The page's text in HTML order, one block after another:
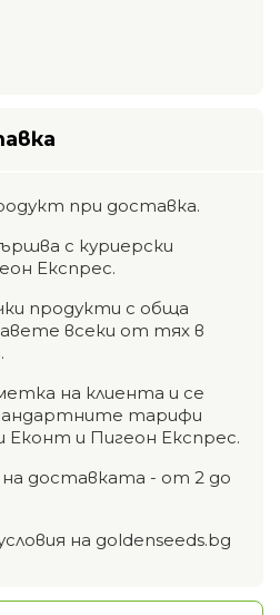
при доставка.
с куриерски
Експрес.
продукти с обща
всеки от тях в
на клиента и се
тарифи
Еконт и Пигеон Експрес.
на доставката - от 2 до
на goldenseeds.bg